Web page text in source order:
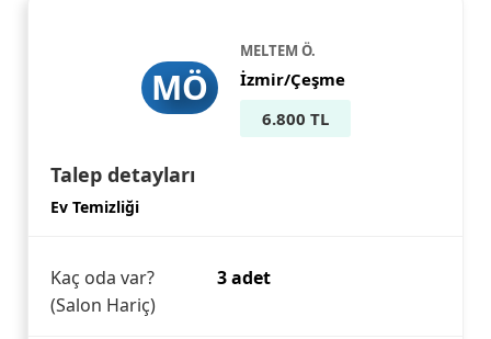
MÖ
MELTEM Ö.
İzmir/Çeşme
6.800 TL
Talep detayları
Ev Temizliği
Kaç oda var?
(Salon Hariç)
3 adet